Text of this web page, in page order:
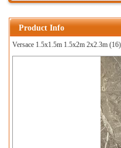
Product Info
Versace 1.5x1.5m 1.5x2m 2x2.3m (16)